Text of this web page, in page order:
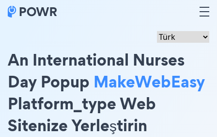
An International Nurses
Day Popup MakeWebEasy
Platform_type Web
Sitenize Yerleştirin